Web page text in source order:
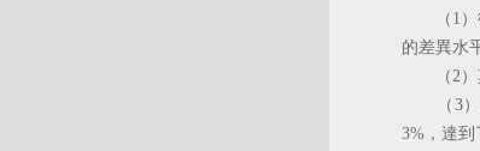
（1）從
的差異水
（2）其
（3）和
3%，達到